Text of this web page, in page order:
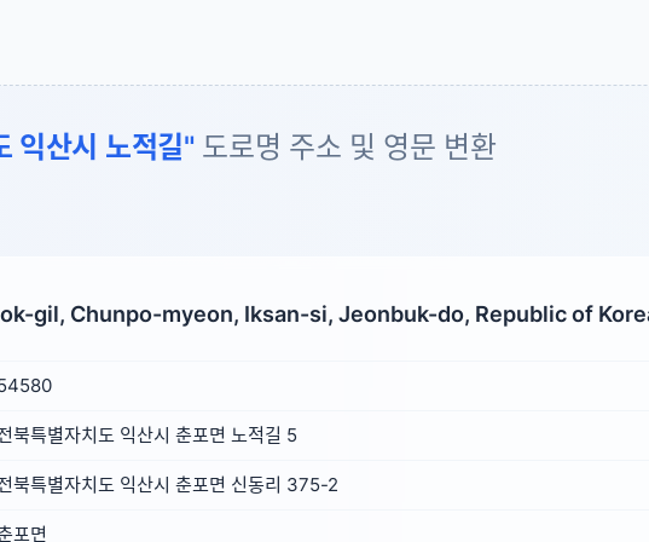
익산시 노적길" 도로명 주소 및 영문 변환
gil, Chunpo-myeon, Iksan-si, Jeonbuk-do, Republic of
북특별자치도 익산시 춘포면 노적길 5
북특별자치도 익산시 춘포면 신동리 375-2
포면